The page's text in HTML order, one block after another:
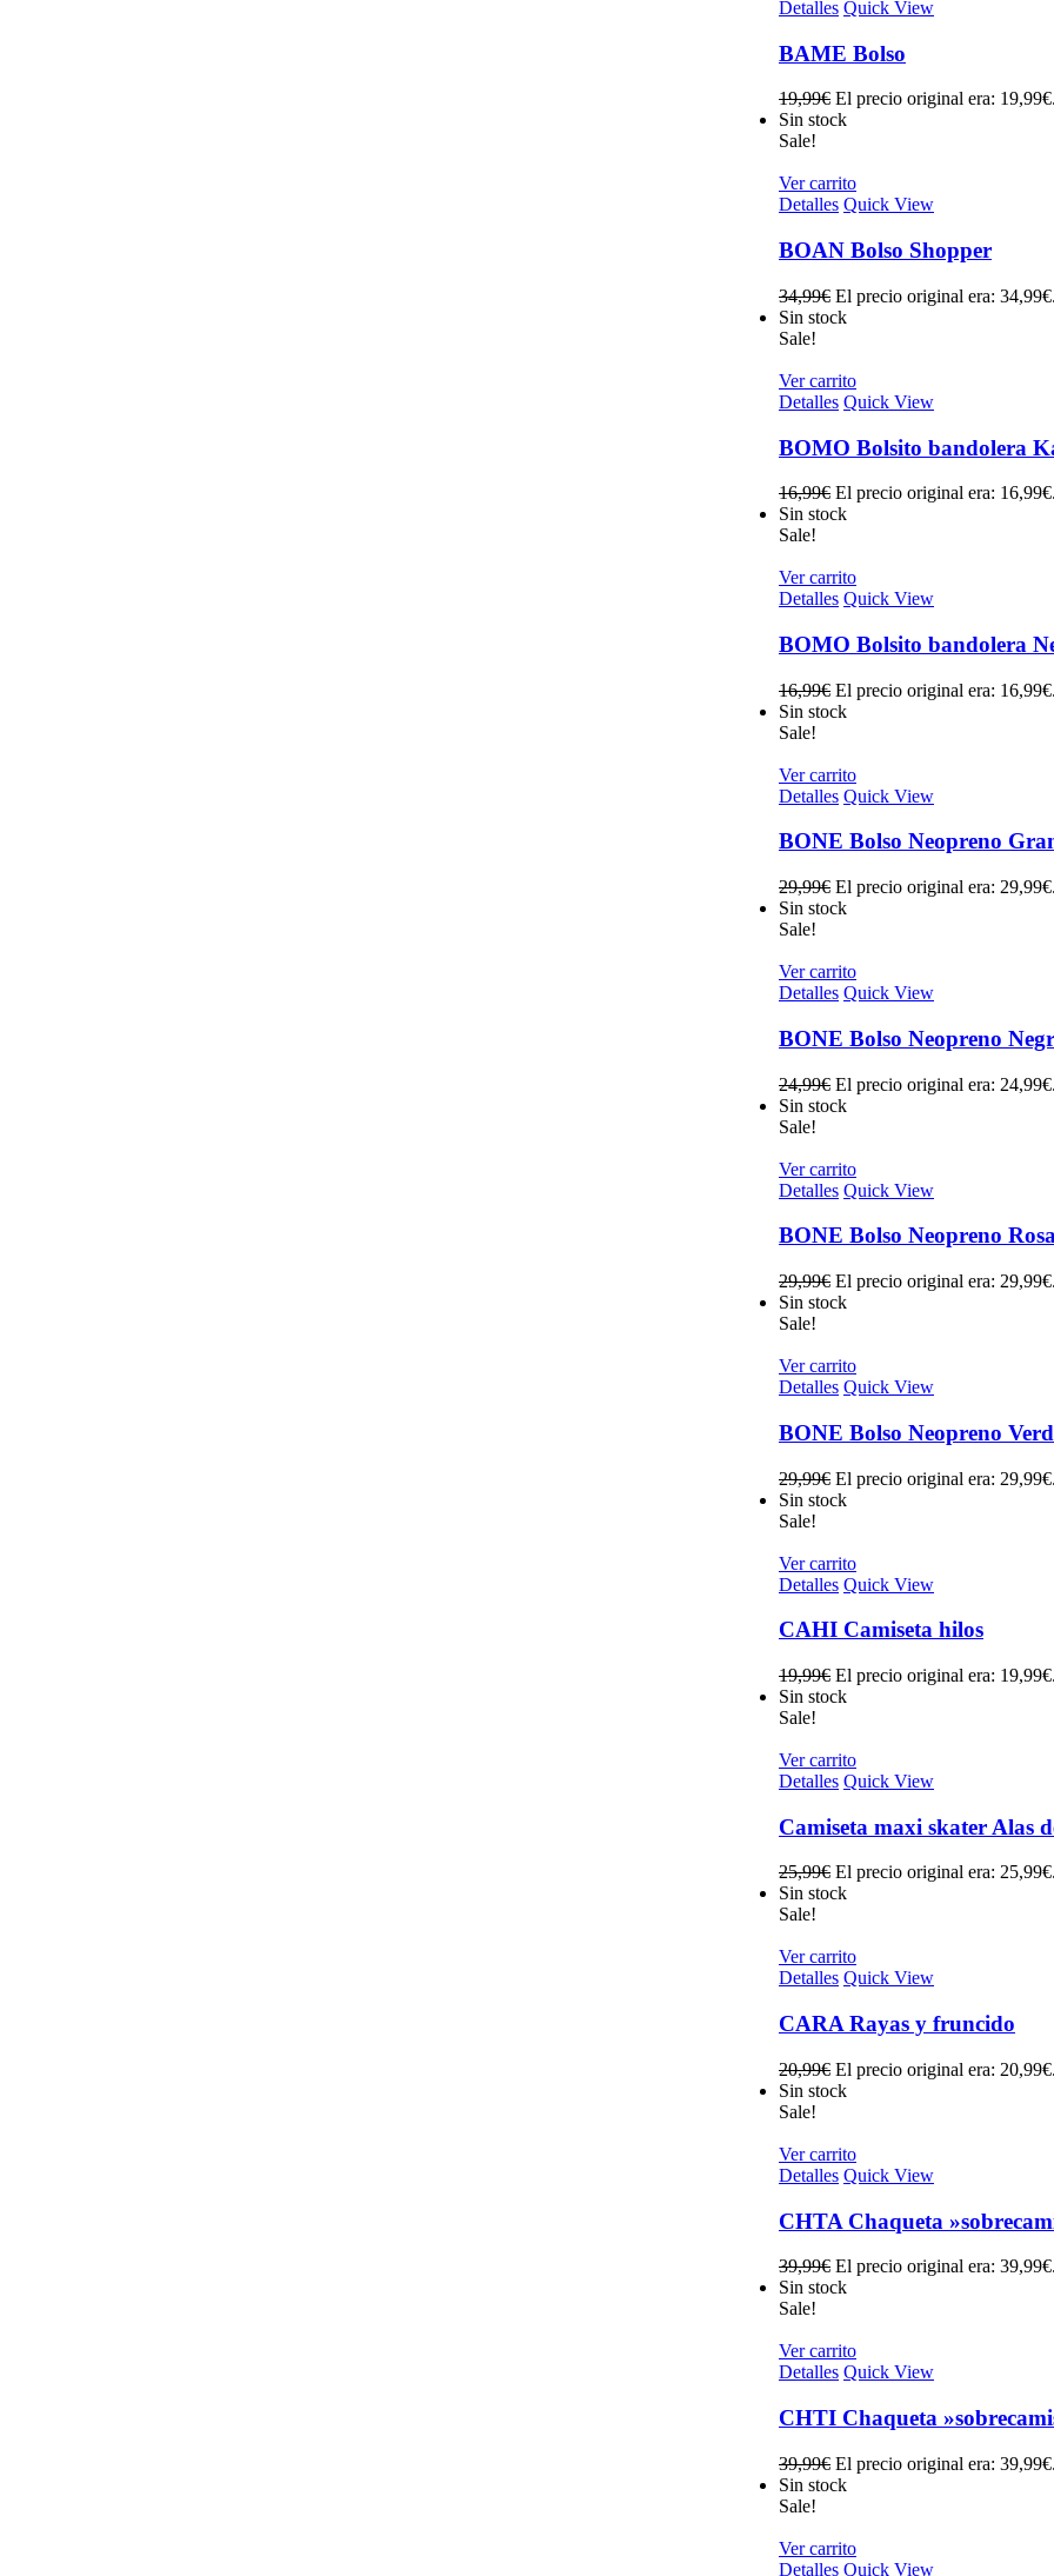
Detalles Quick View
BAME Bolso
19,99€ El precio original era: 19,99€.
Sin stock
Sale!
Ver carrito
Detalles Quick View
BOAN Bolso Shopper
34,99€ El precio original era: 34,99€.
Sin stock
Sale!
Ver carrito
Detalles Quick View
BOMO Bolsito bandolera
16,99€ El precio original era: 16,99€.
Sin stock
Sale!
Ver carrito
Detalles Quick View
BOMO Bolsito bandolera
16,99€ El precio original era: 16,99€.
Sin stock
Sale!
Ver carrito
Detalles Quick View
BONE Bolso Neopreno
29,99€ El precio original era: 29,99€.
Sin stock
Sale!
Ver carrito
Detalles Quick View
BONE Bolso Neopreno
24,99€ El precio original era: 24,99€.
Sin stock
Sale!
Ver carrito
Detalles Quick View
BONE Bolso Neopreno
29,99€ El precio original era: 29,99€.
Sin stock
Sale!
Ver carrito
Detalles Quick View
BONE Bolso Neopreno
29,99€ El precio original era: 29,99€.
Sin stock
Sale!
Ver carrito
Detalles Quick View
CAHI Camiseta hilos
19,99€ El precio original era: 19,99€.
Sin stock
Sale!
Ver carrito
Detalles Quick View
Camiseta maxi skater Alas
25,99€ El precio original era: 25,99€.
Sin stock
Sale!
Ver carrito
Detalles Quick View
CARA Rayas y fruncido
20,99€ El precio original era: 20,99€.
Sin stock
Sale!
Ver carrito
Detalles Quick View
CHTA Chaqueta
39,99€ El precio original era: 39,99€.
Sin stock
Sale!
Ver carrito
Detalles Quick View
CHTI Chaqueta
39,99€ El precio original era: 39,99€.
Sin stock
Sale!
Ver carrito
Detalles Quick View